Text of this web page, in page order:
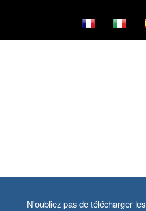
N'oubliez pas de télécharger les